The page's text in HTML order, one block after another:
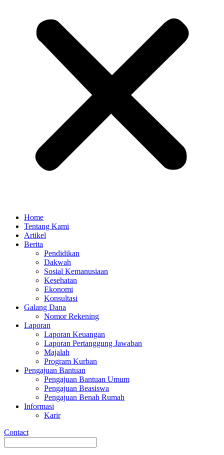
Home
Tentang Kami
Artikel
Berita
Pendidikan
Dakwah
Sosial Kemanusiaan
Kesehatan
Ekonomi
Konsultasi
Galang Dana
Nomor Rekening
Laporan
Laporan Keuangan
Laporan Pertanggung Jawaban
Majalah
Program Kurban
Pengajuan Bantuan
Pengajuan Bantuan Umum
Pengajuan Beasiswa
Pengajuan Benah Rumah
Informasi
Karir
Contact